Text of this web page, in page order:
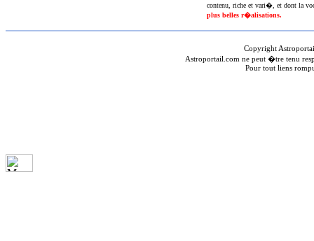
contenu, riche et vari�, et dont la
plus belles r�alisations.
Copyright
Astroportail.com ne peut �tre tenu
Pour tout liens